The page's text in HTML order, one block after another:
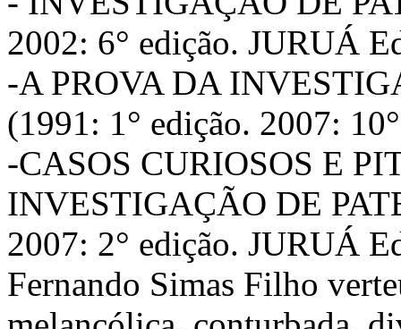
2002: 6° edição. JURUÁ
-A PROVA DA
(1991: 1° edição. 2007:
-CASOS CURIOSOS E
INVESTIGAÇÃO DE
2007: 2° edição. JURUÁ
Fernando Simas Filho